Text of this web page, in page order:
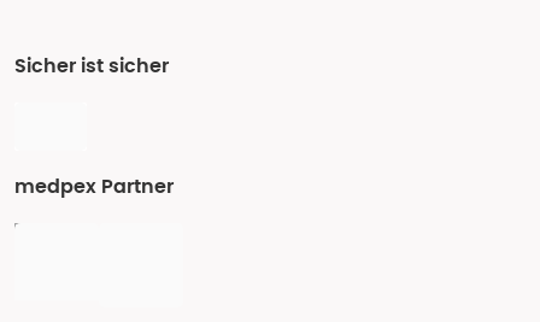
Sicher ist sicher
medpex Partner